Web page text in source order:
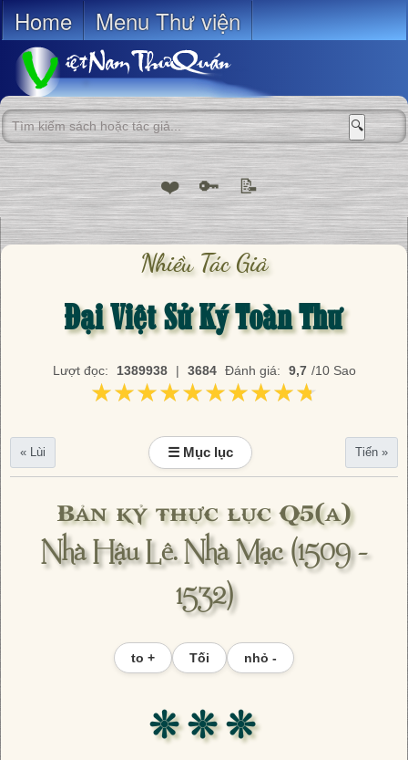
Home Menu Thư viện
🔍
❤️ 🔑 📝
Nhiều Tác Giả
Đại Việt Sử Ký Toàn Thư
Lượt đọc: 1389938 | 3684 Đánh giá: 9,7 /10 Sao
★★★★★★★★★★
★★★★★★★★★★
« Lùi ☰ Mục lục Tiến »
Bản kỷ thực lục Q5(a)
Nhà Hậu Lê. Nhà Mạc (1509 -
1532)
to + Tối nhỏ -
❊ ❊ ❊